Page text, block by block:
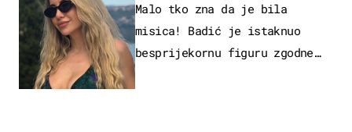
Malo tko zna da je bila
misica! Badić je istaknuo
besprijekornu figuru zgodne